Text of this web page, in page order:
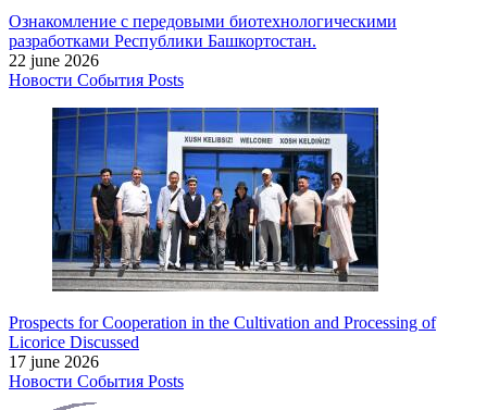
Ознакомление с передовыми биотехнологическими
разработками Республики Башкортостан.
22 june 2026
Новости События Posts
Prospects for Cooperation in the Cultivation and Processing of
Licorice Discussed
17 june 2026
Новости События Posts